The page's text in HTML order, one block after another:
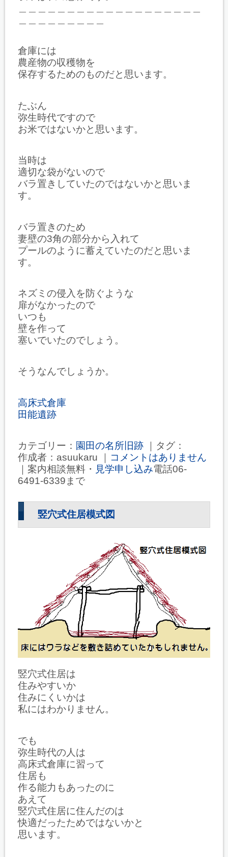
倉庫には
農産物の収穫物を
保存するためのものだと思います。
たぶん
弥生時代ですので
お米ではないかと思います。
当時は
適切な袋がないので
バラ置きしていたのではないかと思いま
す。
バラ置きのため
妻壁の3角の部分から入れて
プールのように蓄えていたのだと思いま
す。
ネズミの侵入を防ぐような
扉がなかったので
いつも
壁を作って
塞いでいたのでしょう。
そうなんでしょうか。
高床式倉庫
田能遺跡
カテゴリー： 園田の名所旧跡 ｜タグ：
作成者：asuukaru ｜
コメントはありません
｜案内相談無料・ 見学申し込み電話06-
6491-6339まで
竪穴式住居模式図
竪穴式住居は
住みやすいか
住みにくいかは
私にはわかりません。
でも
弥生時代の人は
高床式倉庫に習って
住居も
作る能力もあったのに
あえて
竪穴式住居に住んだのは
快適だったためではないかと
思います。